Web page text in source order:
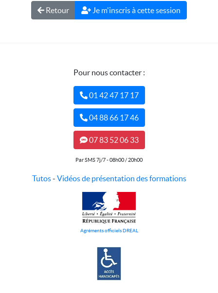
Retour Je m'inscris à cette session
Pour nous contacter :
01 42 47 17 17
04 88 66 17 46
07 83 52 06 33
Par SMS 7j/7 - 08h00 / 20h00
Tutos- Vidéos de présentation des formations
Agréments officiels DREAL